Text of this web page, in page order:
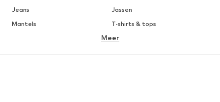
Jeans
Jassen
Mantels
T-shirts & tops
Ondergoed
Rokken
Blouses & tunieken
Meer